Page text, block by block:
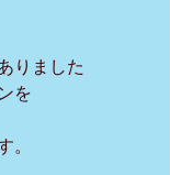
りました
を